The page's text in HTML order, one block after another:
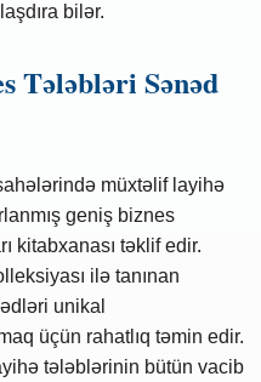
bilər.
Tələbləri Sənəd
müxtəlif layihə
geniş biznes
kitabxanası təklif edir.
ilə tanınan
unikal
üçün rahatlıq təmin edir.
tələblərinin bütün vacib